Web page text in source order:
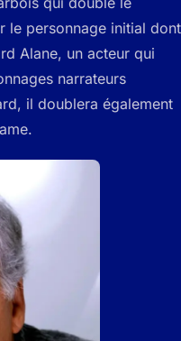
le personnage initial dont
Alane, un acteur qui
narrateurs
il doublera également